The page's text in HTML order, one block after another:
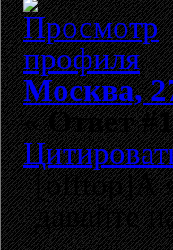
Москва,
«Ответ
[offtop]А
давайте